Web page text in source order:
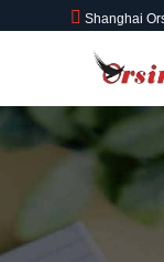
Shanghai